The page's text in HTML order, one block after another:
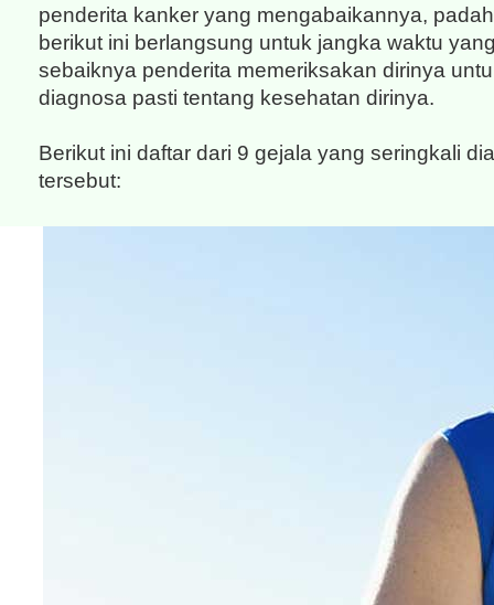
penderita kanker yang mengabaikannya,
berikut ini berlangsung untuk jangka waktu
sebaiknya penderita memeriksakan dirinya
diagnosa pasti tentang kesehatan dirinya.
Berikut ini daftar dari 9 gejala yang seringkali
tersebut: